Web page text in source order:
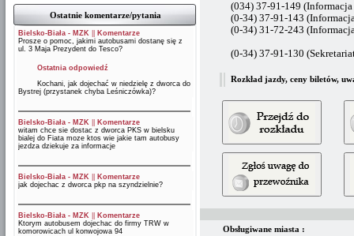
Ostatnie komentarze/pytania
Bielsko-Biała - MZK
Komentarze
Prosze o pomoc, jakimi autobusami dostanę się z
ul. 3 Maja Prezydent do Tesco?
Ostatnia odpowiedź
Kochani, jak dojechać w niedzielę z dworca do
Bystrej (przystanek chyba Leśniczówka)?
Bielsko-Biała - MZK
Komentarze
witam chce sie dostac z dworca PKS w bielsku
bialej do Fiata moze ktos wie jakie tam autobusy
jezdza dziekuje za informacje
Bielsko-Biała - MZK
Komentarze
jak dojechac z dworca pkp na szyndzielnie?
Bielsko-Biała - MZK
Komentarze
Ktorym autobusem dojechac do firmy TRW w
komorowicach ul konwojowa 94
(034) 37-91-149
(0-34) 37-91-143
(0-34) 31-72-243
(0-34) 37-91-130
Rozkład jazdy, ceny biletów,
Obsługiwane miasta :